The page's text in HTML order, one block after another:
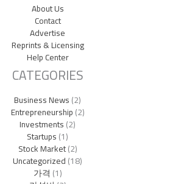
About Us
Contact
Advertise
Reprints & Licensing
Help Center
CATEGORIES
Business News(2)
Entrepreneurship(2)
Investments(2)
Startups(1)
Stock Market(2)
Uncategorized(18)
가격 (1)